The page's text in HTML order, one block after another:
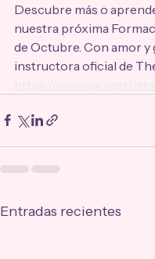
Descubre más o
nuestra próxima
de Octubre. Con amor y
instructora oficial de
https://
Entradas recientes